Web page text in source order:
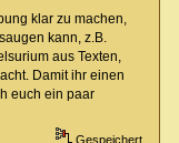
klar zu machen,
kann, z.B.
aus Texten,
Damit ihr einen
euch ein paar
Gespeichert